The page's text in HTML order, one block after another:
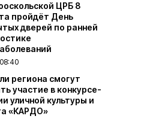
ЦРБ 8
пройдёт День
дверей по ранней
региона смогут
участие в конкурсе-
уличной культуры и
«КАРДО»